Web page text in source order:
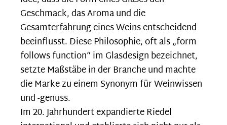
Geschmack, das Aroma und die
Gesamterfahrung eines Weins entscheidend
beeinflusst. Diese Philosophie, oft als „form
follows function“ im Glasdesign bezeichnet,
setzte Maßstäbe in der Branche und machte
die Marke zu einem Synonym für Weinwissen
und -genuss.
Im 20. Jahrhundert expandierte Riedel